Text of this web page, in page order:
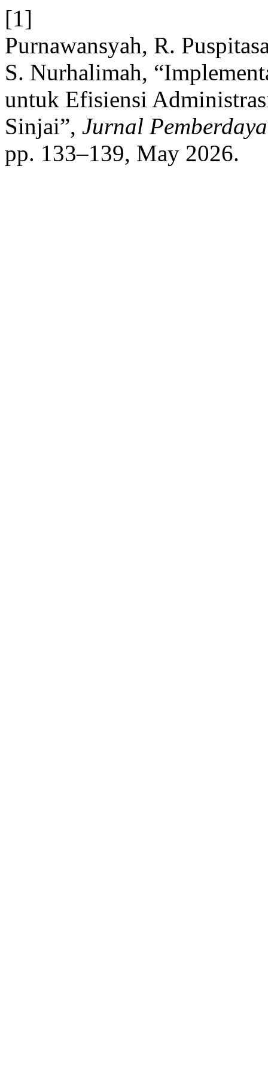
[1]
Purnawansyah, R.
S. Nurhalimah,
untuk Efisiensi
Sinjai”, Jurnal
pp. 133–139, May 2026.